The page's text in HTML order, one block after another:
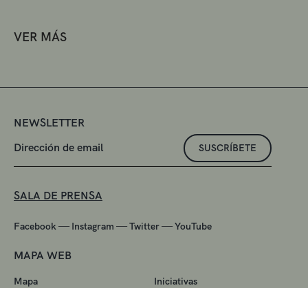
VER MÁS
NEWSLETTER
SUSCRÍBETE
SALA DE PRENSA
Facebook — Instagram —Twitter—YouTube
MAPA WEB
Mapa
Iniciativas